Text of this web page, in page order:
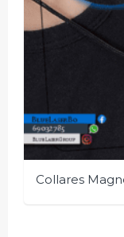
Collares